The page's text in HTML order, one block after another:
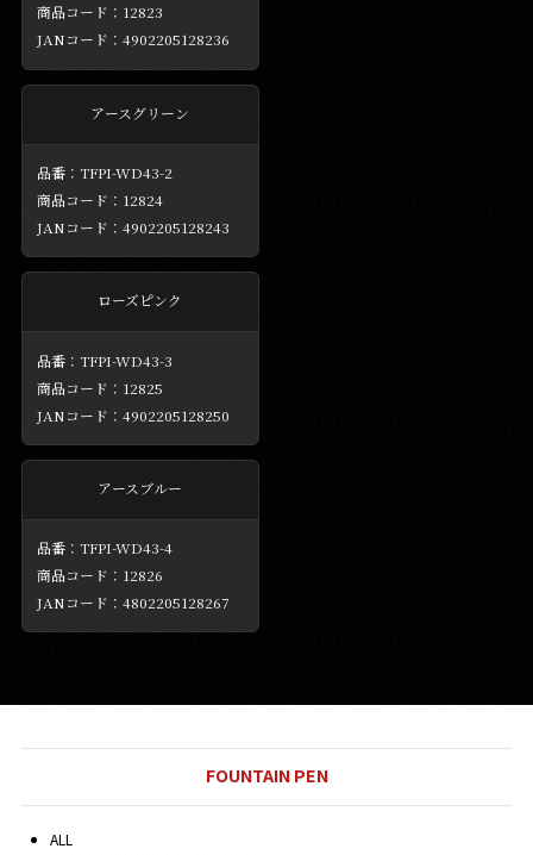
12823
4902205128236
アースグリーン
TFPI-WD43-2
12824
4902205128243
ローズピンク
TFPI-WD43-3
12825
4902205128250
アースブルー
TFPI-WD43-4
12826
4802205128267
FOUNTAIN PEN
ALL